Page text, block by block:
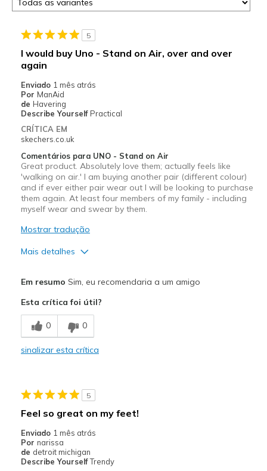
5
I would buy Uno - Stand on Air, over and over
again
Enviado 1 mês atrás
Por ManAid
de Havering
Describe Yourself Practical
CRÍTICA EM
skechers.co.uk
Comentários para UNO - Stand on Air
Great product. Absolutely love them; actually feels like
'walking on air.' I am buying another pair (different colour)
and if ever either pair wear out l will be looking to purchase
them again. At least four members of my family - including
myself wear and swear by them.
Mostrar tradução
Mais detalhes
Breathe Well
Comfortable
Contras
Melhores utilizações
Em resumo Sim, eu recomendaria a um amigo
Esta crítica foi útil?
0 0
sinalizar esta crítica
5
Feel so great on my feet!
Enviado 1 mês atrás
Por narissa
de detroit michigan
Describe YourselfTrendy